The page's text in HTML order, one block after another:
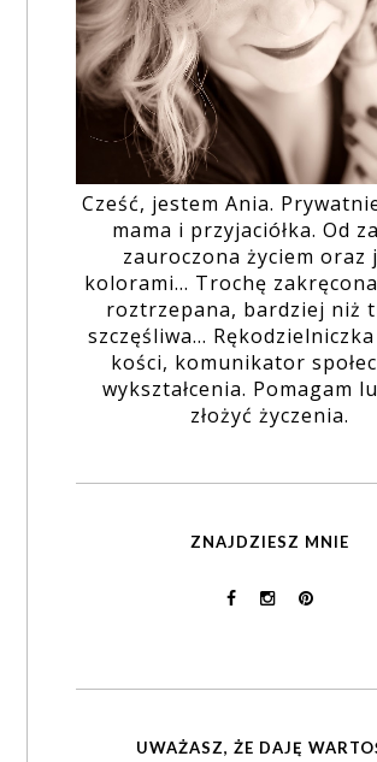
Cześć, jestem Ania.
mama i przyjaciółka. Od
zauroczona życiem oraz
kolorami... Trochę
roztrzepana, bardziej niż
szczęśliwa...
kości, komunikator
wykształcenia. Pomagam
złożyć życzenia.
ZNAJDZIESZ MNIE
UWAŻASZ, ŻE DAJĘ